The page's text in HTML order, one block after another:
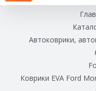
Автоковрики,
Коврики EVA Ford